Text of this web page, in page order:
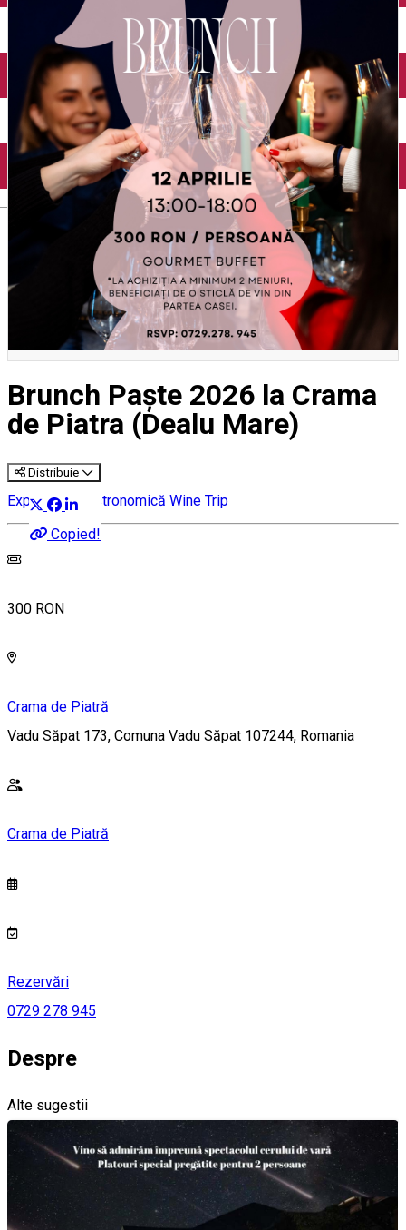
Brunch Paște 2026 la Crama
de Piatra (Dealu Mare)
Distribuie
Copied!
Experiență gastronomică Wine Trip
300 RON
Crama de Piatră
Vadu Săpat 173, Comuna Vadu Săpat 107244, Romania
Crama de Piatră
Rezervări
0729 278 945
Despre
Alte sugestii